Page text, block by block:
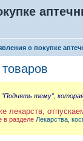
о покупке
"Поднять тему",
лекарств,
в разделе Лекарства,